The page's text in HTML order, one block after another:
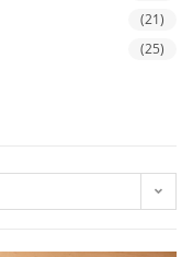
(21)
(25)